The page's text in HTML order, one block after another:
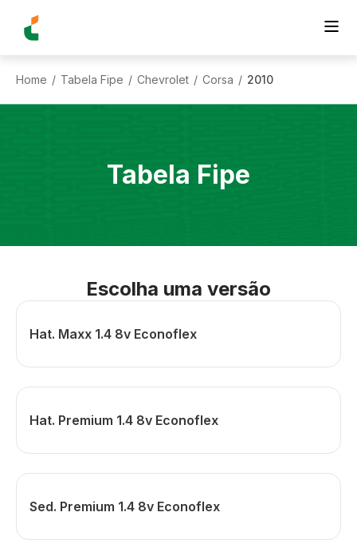
Home / Tabela Fipe / Chevrolet / Corsa / 2010
Tabela Fipe
Escolha uma versão
Hat. Maxx 1.4 8v Econoflex
Hat. Premium 1.4 8v Econoflex
Sed. Premium 1.4 8v Econoflex